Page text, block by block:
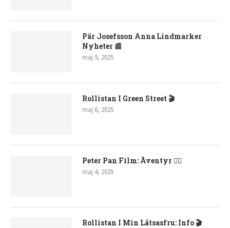
Pär Josefsson Anna Lindmarker
Nyheter 📰
maj 9, 2025
Rollistan I Green Street 🎬
maj 6, 2025
Peter Pan Film: Äventyr 🧚‍♂️
maj 4, 2025
Rollistan I Min Låtsasfru: Info 🎬